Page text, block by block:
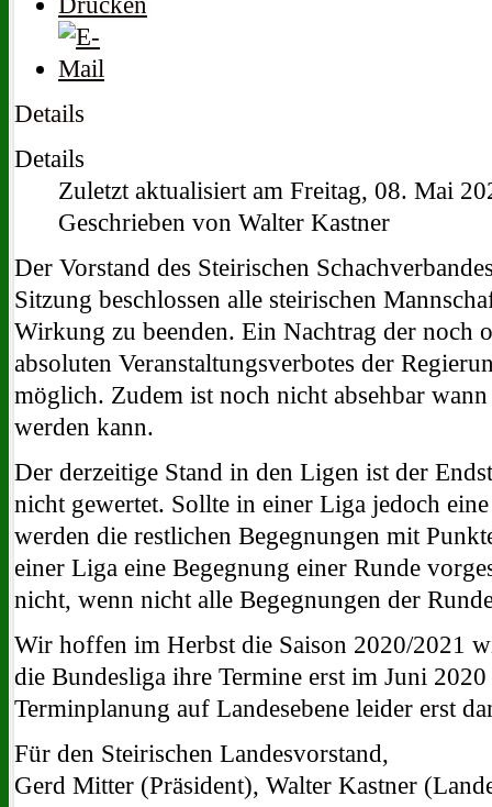
Details
Details
Zuletzt aktualisiert am Freitag, 08. Mai
Geschrieben von Walter Kastner
Der Vorstand des Steirischen
Sitzung beschlossen alle steirischen
Wirkung zu beenden. Ein Nachtrag der noch
absoluten Veranstaltungsverbotes der
möglich. Zudem ist noch nicht absehbar
werden kann.
Der derzeitige Stand in den Ligen ist der
nicht gewertet. Sollte in einer Liga jedoch
werden die restlichen Begegnungen mit
einer Liga eine Begegnung einer Runde
nicht, wenn nicht alle Begegnungen der
Wir hoffen im Herbst die Saison 2020/2021
die Bundesliga ihre Termine erst im Juni
Terminplanung auf Landesebene leider erst
Für den Steirischen Landesvorstand,
Gerd Mitter (Präsident), Walter Kastner